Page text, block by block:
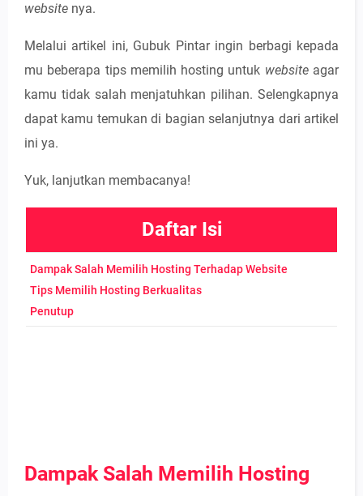
website nya.
Melalui artikel ini, Gubuk Pintar ingin berbagi kepada
mu beberapa tips memilih hosting untuk website agar
kamu tidak salah menjatuhkan pilihan. Selengkapnya
dapat kamu temukan di bagian selanjutnya dari artikel
ini ya.
Yuk, lanjutkan membacanya!
Daftar Isi
Dampak Salah Memilih Hosting Terhadap Website
Tips Memilih Hosting Berkualitas
Penutup
Dampak Salah Memilih Hosting